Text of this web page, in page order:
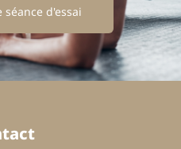
séance d'essai